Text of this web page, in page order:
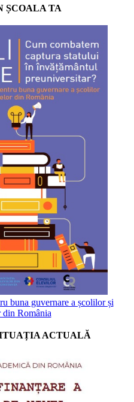
ȘCOALA TA
buna guvernare a școlilor și
din România
ACTUALĂ